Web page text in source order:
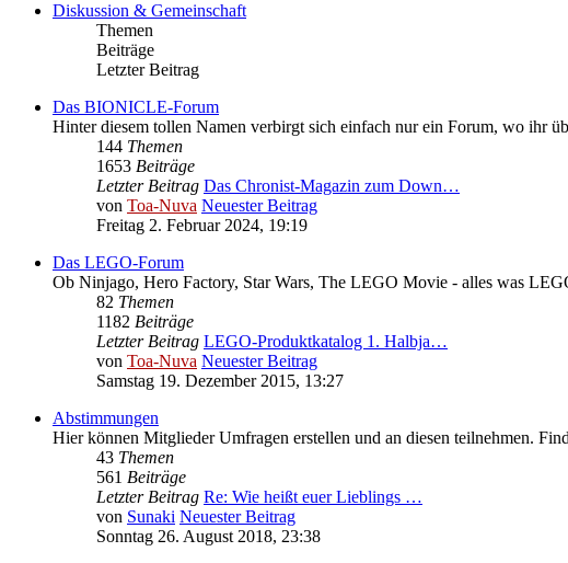
Diskussion & Gemeinschaft
Themen
Beiträge
Letzter Beitrag
Das BIONICLE-Forum
Hinter diesem tollen Namen verbirgt sich einfach nur ein Forum, wo ihr
144 Themen
1653 Beiträge
Letzter Beitrag Das Chronist-Magazin zum Down…
von Toa-Nuva Neuester Beitrag
Freitag 2. Februar 2024, 19:19
Das LEGO-Forum
Ob Ninjago, Hero Factory, Star Wars, The LEGO Movie - alles was
82 Themen
1182 Beiträge
Letzter Beitrag LEGO-Produktkatalog 1. Halbja…
von Toa-Nuva Neuester Beitrag
Samstag 19. Dezember 2015, 13:27
Abstimmungen
Hier können Mitglieder Umfragen erstellen und an diesen teilnehmen.
43 Themen
561 Beiträge
Letzter Beitrag Re: Wie heißt euer Lieblings …
von Sunaki Neuester Beitrag
Sonntag 26. August 2018, 23:38